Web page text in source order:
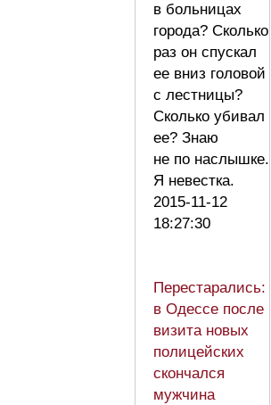
в больницах
города? Сколько
раз он спускал
ее вниз головой
с лестницы?
Сколько убивал
ее? Знаю
не по наслышке.
Я невестка.
2015-11-12
18:27:30
Перестарались:
в Одессе после
визита новых
полицейских
скончался
мужчина